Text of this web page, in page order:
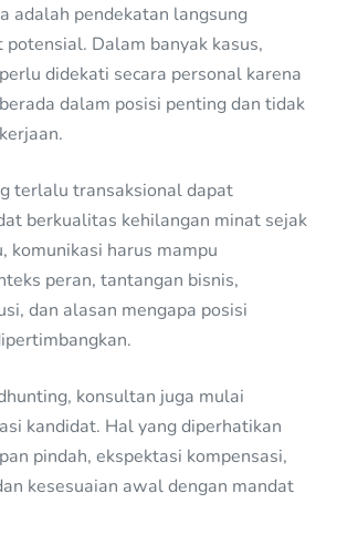
adalah pendekatan langsung
potensial. Dalam banyak kasus,
didekati secara personal karena
dalam posisi penting dan tidak
terlalu transaksional dapat
berkualitas kehilangan minat sejak
komunikasi harus mampu
peran, tantangan bisnis,
dan alasan mengapa posisi
konsultan juga mulai
kandidat. Hal yang diperhatikan
pindah, ekspektasi kompensasi,
kesesuaian awal dengan mandat